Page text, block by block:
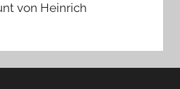
von Heinrich